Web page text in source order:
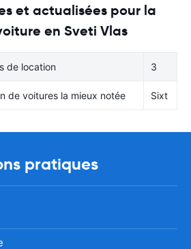
et actualisées pour la
en Sveti Vlas
de location 3
de voitures la mieux notée Sixt
pratiques